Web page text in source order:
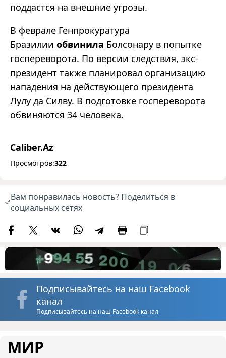
поддастся на внешние угрозы.
В феврале Генпрокуратура
Бразилии обвинила Болсонару в попытке
госпереворота. По версии следствия, экс-
президент также планировал организацию
нападения на действующего президента
Лулу да Силву. В подготовке госпереворота
обвиняются 34 человека.
Caliber.Az
Просмотров:322
Вам понравилась новость? Поделиться в
социальных сетях
Подписывайтесь на наш Facebook
канал
Подписывайтесь на наш Facebook канал
МИР